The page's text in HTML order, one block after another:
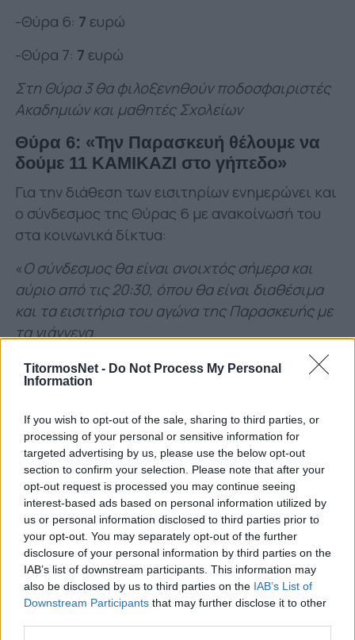
TitormosNet - Do Not Process My Personal
Information
If you wish to opt-out of the sale, sharing to third parties, or
processing of your personal or sensitive information for
targeted advertising by us, please use the below opt-out
section to confirm your selection. Please note that after your
opt-out request is processed you may continue seeing
interest-based ads based on personal information utilized by
us or personal information disclosed to third parties prior to
your opt-out. You may separately opt-out of the further
disclosure of your personal information by third parties on the
IAB’s list of downstream participants. This information may
also be disclosed by us to third parties on the IAB’s List of
Downstream Participants that may further disclose it to other
-Θύρα 6: 7 ευρώ
-Θύρα 7: 7 ευρώ
Στη Θύρα 3 θα φιλοξενηθούν ποδοσφαιριστές
Ακαδημιών και μαθητές Σχολείων
Θύρα 6: «Την Παρασκευή θέλουμε να
δούμε 11 ΚΑΜΙΚΑΖΙ στο γήπεδο»
Για την διάθεση των εισιτηρίων ενημερώνει και
ο σύνδεσμος της Θύρας 6 με ανακοίνωσή του
στα κοινωνικά δίκτυα:
«Ο σύνδεσμος θα είναι ανοιχτός σήμερα και
αύριο από τις 20:30, όπου θα είναι διαθέσιμα
και τα εισιτήρια του αγώνα της Παρασκευής με
τα γιάννενα.
Όποιος φοράει την φανέλα με τον ΤΙΤΟΡΜΟ στο
στήθος πρέπει να μπαίνει μέσα και να ΜΑΤΩΝΕΙ
ΟΛΟΥΣ στα παιχνίδια με οφη και αεκ δεν
αρμόζει με τίποτα στο Σύλλογό μας και οι
ευθύνες βαραίνουν όλους όσους είναι
υπεύθυνοι για το αγωνιστικό κομμάτι. Την
Παρασκευή θέλουμε να δούμε 11 ΚΑΜΙΚΑΖΙ στο
γήπεδο και τίποτα άλλο. Η νίκη είναι
μονόδρομος!», υπογραμμίζεται
χαρακτηριστικά.